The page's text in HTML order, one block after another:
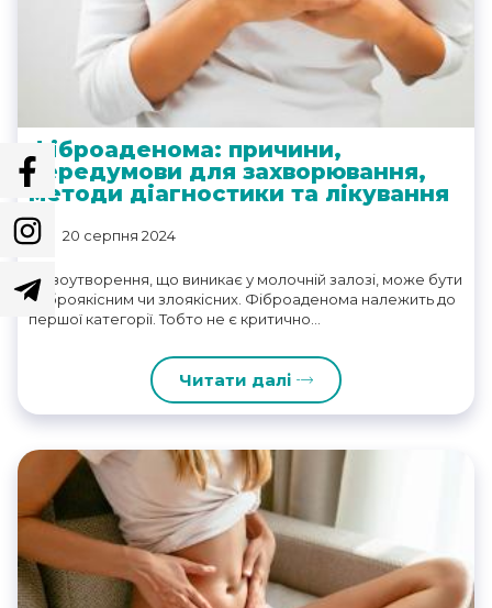
Фіброаденома: причини,
передумови для захворювання,
методи діагностики та лікування
20 серпня 2024
Новоутворення, що виникає у молочній залозі, може бути
доброякісним чи злоякісних. Фіброаденома належить до
першої категорії. Тобто не є критично...
Читати далі